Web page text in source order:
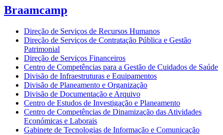
Braamcamp
Direção de Serviços de Recursos Humanos
Direção de Serviços de Contratação Pública e Gestão
Patrimonial
Direção de Serviços Financeiros
Centro de Competências para a Gestão de Cuidados de Saúde
Divisão de Infraestruturas e Equipamentos
Divisão de Planeamento e Organização
Divisão de Documentação e Arquivo
Centro de Estudos de Investigação e Planeamento
Centro de Competências de Dinamização das Atividades
Económicas e Laborais
Gabinete de Tecnologias de Informação e Comunicação